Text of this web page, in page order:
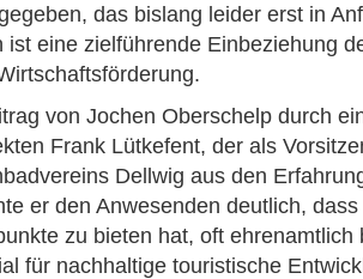
das bislang leider erst in
ist eine zielführende Einbeziehung
von Jochen Oberschelp durch
Frank Lütkefent, der als
Dellwig aus den
er den Anwesenden deutlich,
zu bieten hat, oft
für nachhaltige touristische